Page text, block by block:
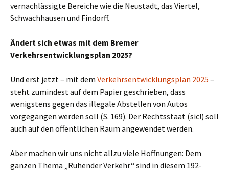
vernachlässigte Bereiche wie die Neustadt, das Viertel,
Schwachhausen und Findorff.
Ändert sich etwas mit dem Bremer
Verkehrsentwicklungsplan 2025?
Und erst jetzt – mit dem Verkehrsentwicklungsplan 2025 –
steht zumindest auf dem Papier geschrieben, dass
wenigstens gegen das illegale Abstellen von Autos
vorgegangen werden soll (S. 169). Der Rechtsstaat (sic!) soll
auch auf den öffentlichen Raum angewendet werden.
Aber machen wir uns nicht allzu viele Hoffnungen: Dem
ganzen Thema „Ruhender Verkehr“ sind in diesem 192-